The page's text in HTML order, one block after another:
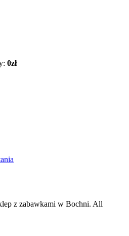
0zł
z zabawkami w Bochni. All